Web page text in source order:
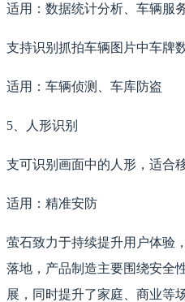
适用：数据统计分析、车辆服
支持识别抓拍车辆图片中车牌
适用：车辆侦测、车库防盗
5、人形识别
支可识别画面中的人形，适合
适用：精准安防
萤石致力于持续提升用户体验
落地，产品制造主要围绕安全
展，同时提升了家庭、商业等